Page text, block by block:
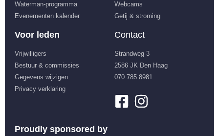
Waterman-programma
Evenementen kalender
Webcams
Getij & stroming
Voor leden
Vrijwilligers
Bestuur & commissies
Gegevens wijzigen
Privacy verklaring
Contact
Strandweg 3
2586 JK Den Haag
070 785 8981
Proudly sponsored by